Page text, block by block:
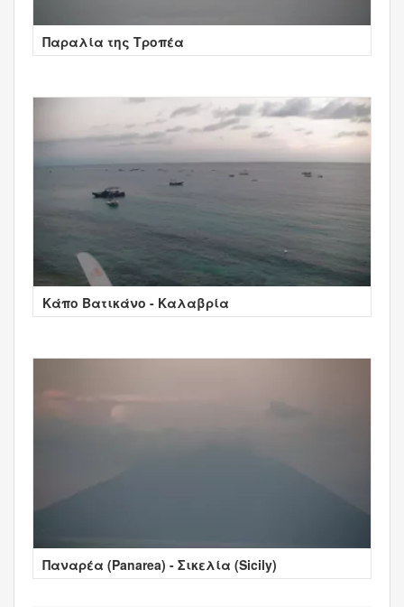
Παραλία της Τροπέα
Κάπο Βατικάνο - Καλαβρία
Παναρέα (Panarea) - Σικελία (Sicily)